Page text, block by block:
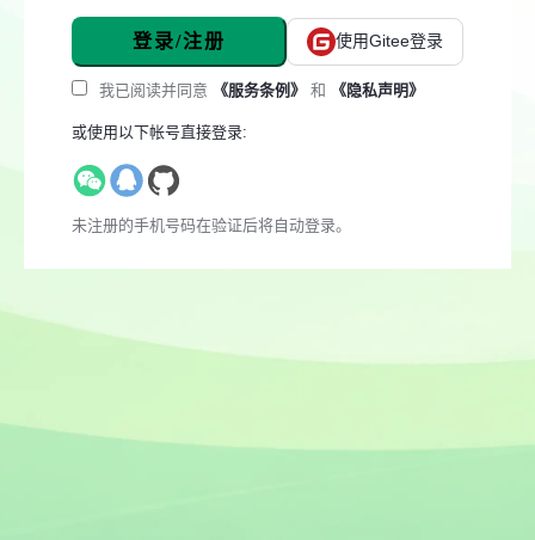
登录/注册 使用Gitee登录
我已阅读并同意 《服务条例》 和 《隐私声明》
或使用以下帐号直接登录:
未注册的手机号码在验证后将自动登录。